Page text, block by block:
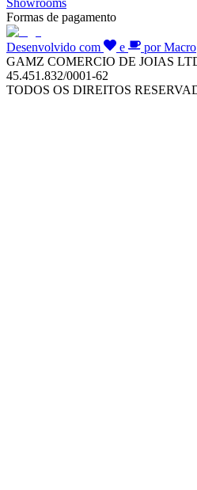
Showrooms
Formas de pagamento
Desenvolvido com e
por Macro
GAMZ COMERCIO DE JOIAS
45.451.832/0001-62
TODOS OS DIREITOS